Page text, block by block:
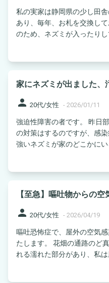
私の実家は静岡県の少し田
あり、毎年、お札を交換し
のため、ネズミが入ったりし
家にネズミが出ました、
person 20代/女性 - 2026/01/11
強迫性障害の者です。 昨日
の対策はするのですが、感
強いネズミが家のどこかにい
【至急】嘔吐物からの
person 20代/女性 - 2026/04/19
嘔吐恐怖症で、屋外の空気
たします。 花畑の通路のど
れる濡れた部分があり、私は